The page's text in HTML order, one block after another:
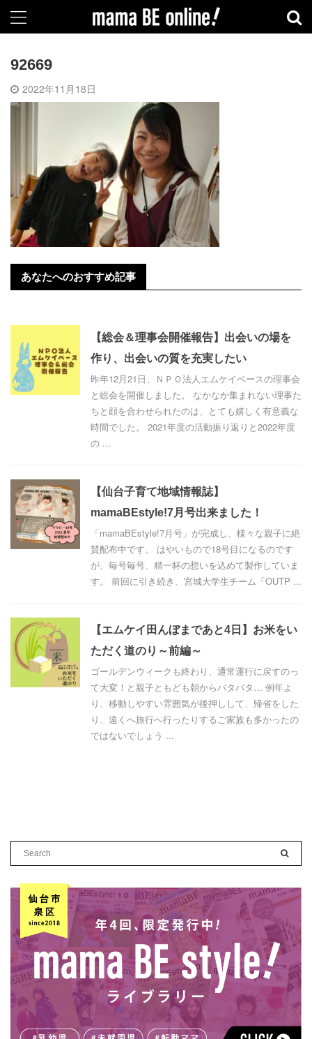
92669
2022年11月18日
あなたへのおすすめ記事
【総会＆理事会開催報告】出会いの場を
作り、出会いの質を充実したい
昨年12月21日、ＮＰＯ法人エムケイベースの理事会
と総会を開催しました。 なかなか集まれない理事た
ちと顔を合わせられたのは、とても嬉しく有意義な
時間でした。 2021年度の活動振り返りと2022年度
の ...
【仙台子育て地域情報誌】
mamaBEstyle!7月号出来ました！
「mamaBEstyle!7月号」が完成し、様々な親子に絶
賛配布中です。 はやいもので18号目になるのです
が、毎号毎号、精一杯の想いを込めて製作していま
す。 前回に引き続き、宮城大学生チーム「OUTP ...
【エムケイ田んぼまであと4日】お米をい
ただく道のり～前編～
ゴールデンウィークも終わり、通常運行に戻すのっ
て大変！と親子ともども朝からバタバタ… 例年よ
り、移動しやすい雰囲気が後押しして、帰省をした
り、遠くへ旅行へ行ったりするご家族も多かったの
ではないでしょう ...